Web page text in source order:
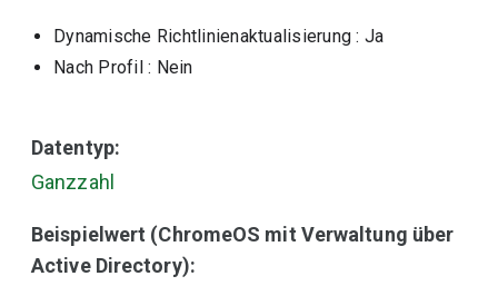
Dynamische Richtlinienaktualisierung : Ja
Nach Profil : Nein
Datentyp:
Ganzzahl
Beispielwert (ChromeOS mit Verwaltung über
Active Directory):